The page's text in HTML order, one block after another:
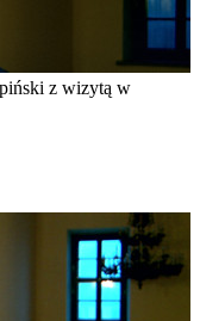
z wizytą w